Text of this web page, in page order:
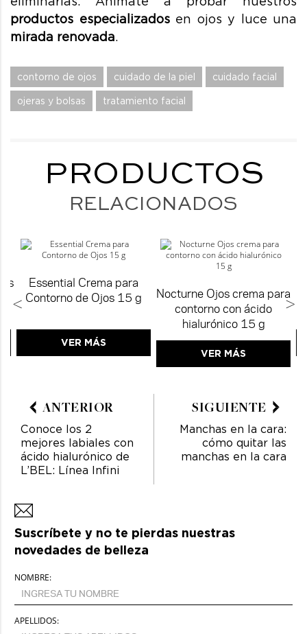
productos especializadosen ojos y luce una
mirada renovada.
contorno de ojos cuidado de la piel cuidado facial
ojeras y bolsas tratamiento facial
PRODUCTOS
RELACIONADOS
<
Essential Crema para
Contorno de Ojos 15 g
VER MÁS
Nocturne Ojos crema para
contorno con ácido
hialurónico 15 g
VER MÁS
>
ANTERIOR
Conoce los 2
mejores labiales con
ácido hialurónico de
L’BEL: Línea Infini
SIGUIENTE
Manchas en la cara:
cómo quitar las
manchas en la cara
Suscríbete y no te pierdas nuestras
novedades de belleza
NOMBRE:
APELLIDOS: